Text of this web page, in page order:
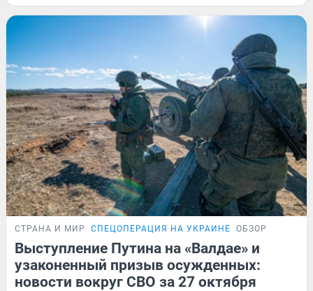
СТРАНА И МИР СПЕЦОПЕРАЦИЯ НА УКРАИНЕ ОБЗОР
Выступление Путина на «Валдае» и
узаконенный призыв осужденных:
новости вокруг СВО за 27 октября